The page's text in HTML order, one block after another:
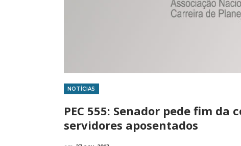
NOTÍCIAS
PEC 555: Senador pede fim
servidores aposentados